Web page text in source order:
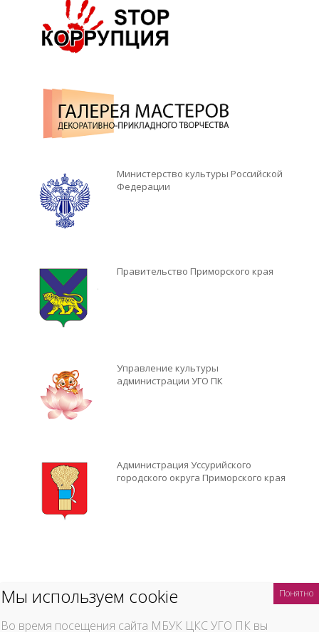
Министерство культуры Российской
Федерации
Правительство Приморского края
Управление культуры
администрации УГО ПК
Администрация Уссурийского
городского округа Приморского края
ОБ УЧРЕЖДЕНИИ КОНТАКТЫ
ПРЕДОСТАВЛЕНИЕ УСЛУГ
АРХИВ МЕРОПРИЯТИЙ
ПРОФСОЮЗ
Во время посещения сайта МБУК ЦКС УГО ПК вы